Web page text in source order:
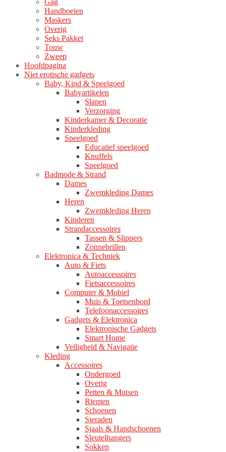
Handboeien
Maskers
Overig
Seks Pakket
Touw
Zweep
Hoofdpagina
Niet erotische gadgets
Baby, Kind & Speelgoed
Babyartikelen
Slapen
Verzorging
Kinderkamer & Decoratie
Kinderkleding
Speelgoed
Educatief speelgoed
Knuffels
Speelgoed
Badmode & Strand
Dames
Zwemkleding Dames
Heren
Zwemkleding Heren
Kinderen
Strandaccessoires
Tassen & Slippers
Zonnebrillen
Elektronica & Techniek
Auto & Fiets
Autoaccessoires
Fietsaccessoires
Computer & Mobiel
Muis & Toetsenbord
Telefoonaccessoires
Gadgets & Elektronica
Elektronische Gadgets
Smart Home
Veiligheid & Navigatie
Kleding
Accessoires
Ondergoed
Overig
Petten & Mutsen
Riemen
Schoenen
Sieraden
Sjaals & Handschoenen
Sleutelhangers
Sokken